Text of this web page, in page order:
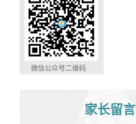
微信公众号二维码
家长留言